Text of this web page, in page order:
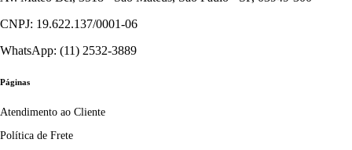
CNPJ: 19.622.137/0001-06
WhatsApp: (11) 2532-3889
Páginas
Atendimento ao Cliente
Política de Frete